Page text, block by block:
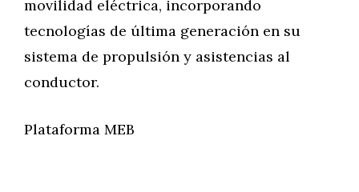
movilidad eléctrica, incorporando
tecnologías de última generación en su
sistema de propulsión y asistencias al
conductor.
Plataforma MEB